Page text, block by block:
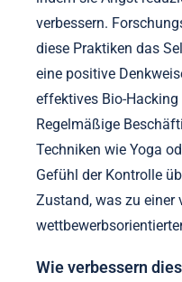
verbessern.
diese Praktiken das
eine positive
effektives Bio-
Regelmäßige
Techniken wie Yoga
Gefühl der Kontrolle
Zustand, was zu einer
Wie verbessern